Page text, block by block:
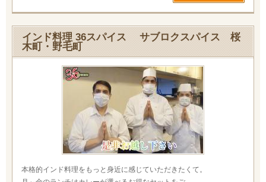
インド料理 36スパイス サブロクスパイス 桜
木町・野毛町
本格的インド料理をもっと身近に感じていただきたくて。